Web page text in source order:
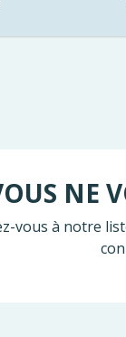
NE
vous à notre